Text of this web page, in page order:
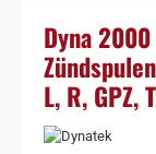
Dyna
L, R, GPZ,